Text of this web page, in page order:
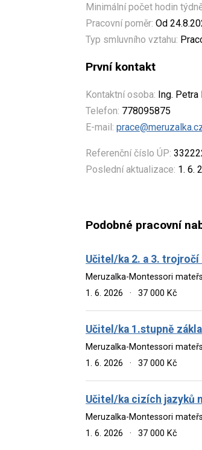
Minimální počet hodin
Pracovní poměr: Od
Typ smluvního vztahu:
První kontakt
Kontaktní osoba: Ing. Petra
Telefon: 778095875
E-mail:
Referenční číslo ÚP:
Poslední aktualizace: 1. 6.
Podobné pracovní
Učitel/ka 2. a 3. trojročí
Meruzalka-Montessori
1. 6. 2026
· 37 000 Kč
Učitel/ka 1.stupně
Meruzalka-Montessori
1. 6. 2026
· 37 000 Kč
Učitel/ka cizích jazyků
Meruzalka-Montessori
1. 6. 2026
· 37 000 Kč